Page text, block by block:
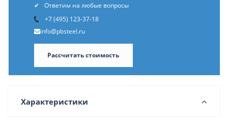
Ответим на любые вопросы
+7 (495) 123-37-18
info@pbsteel.ru
Рассчитать стоимость
Характеристики